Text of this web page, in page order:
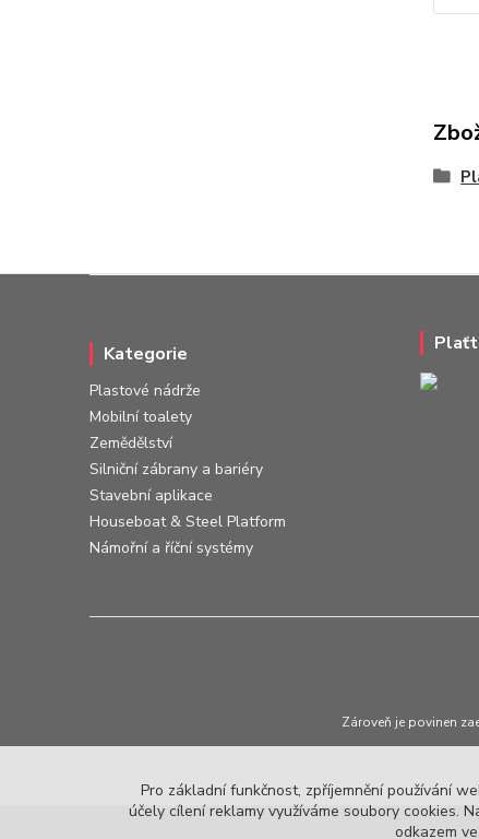
Kategorie
Plastové nádrže
Mobilní toalety
Zemědělství
Silniční zábrany a bariéry
Stavební aplikace
Houseboat & Steel Platform
Námořní a říční systémy
Zároveň je povinen
Pro základní funkčnost, zpříjemnění používání
účely cílení reklamy využíváme soubory cookies.
odkazem